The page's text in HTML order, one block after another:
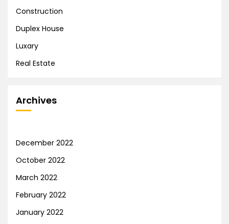
Construction
Duplex House
Luxary
Real Estate
Archives
December 2022
October 2022
March 2022
February 2022
January 2022